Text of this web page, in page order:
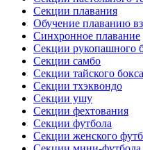
Секции плавания
Обучение плаванию
Синхронное плавание
Секции рукопашного
Секции самбо
Секции тайского бокса
Секции тхэквондо
Секции ушу
Секции фехтования
Секции футбола
Секции женского